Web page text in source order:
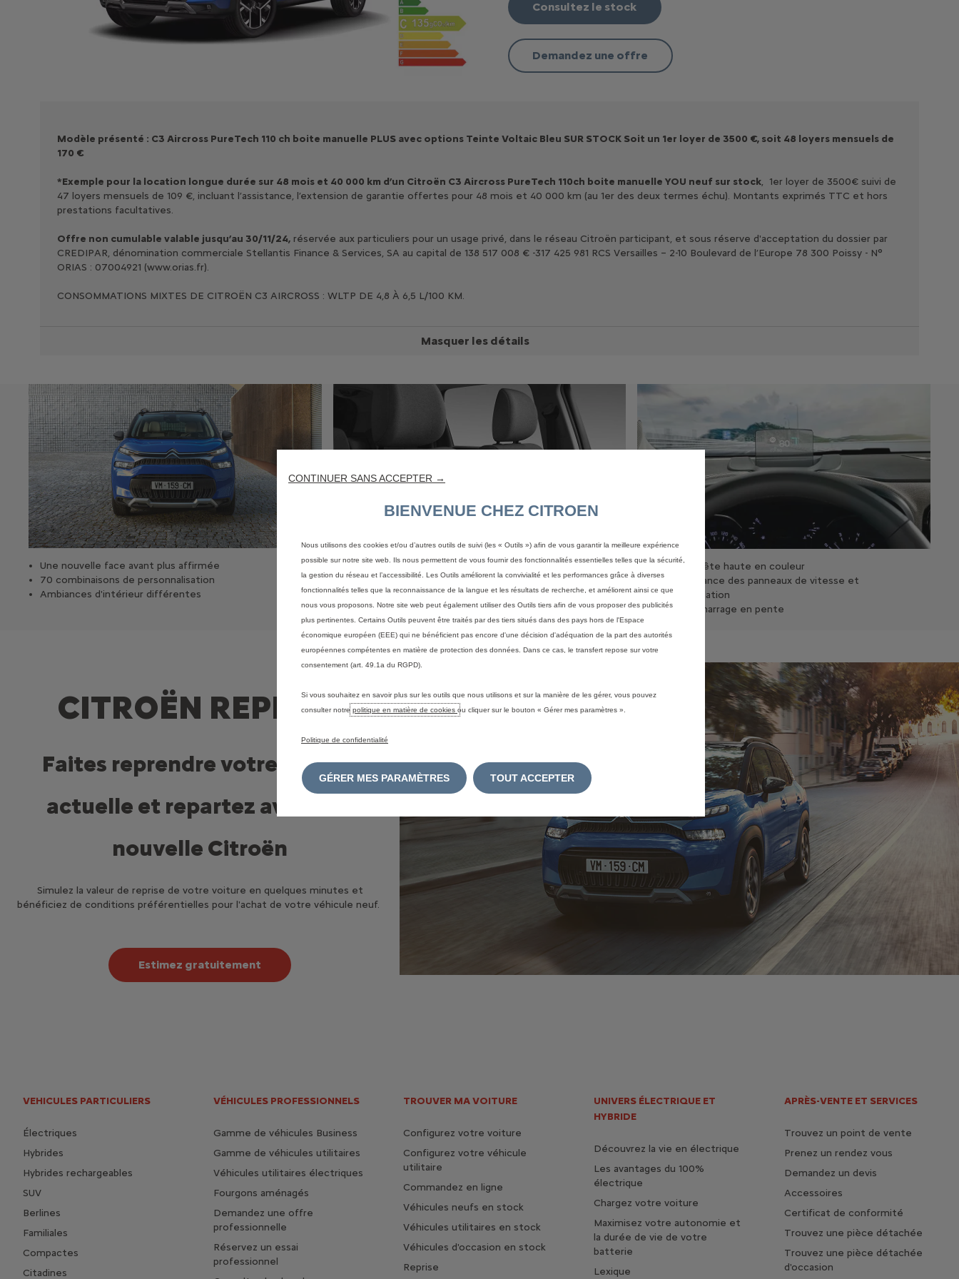
Consultez le stock
Demandez une offre
Modèle présenté : C3 Aircross PureTech 110 ch boite manuelle PLUS avec options Teinte Voltaic Bleu SUR STOCK Soit un 1er loyer de 3500 €, soit 48 loyers mensuels de
170 €
*Exemple pour la location longue durée sur 48 mois et 40 000 km d’un Citroën C3 Aircross PureTech 110ch boite manuelle YOU neuf sur stock, 1er loyer de 3500€ suivi de
47 loyers mensuels de 109 €, incluant l’assistance, l’extension de garantie offertes pour 48 mois et 40 000 km (au 1er des deux termes échu). Montants exprimés TTC et hors
prestations facultatives.
Offre non cumulable valable jusqu’au 30/11/24, réservée aux particuliers pour un usage privé, dans le réseau Citroën participant, et sous réserve d'acceptation du dossier par
CREDIPAR, dénomination commerciale Stellantis Finance & Services, SA au capital de 138 517 008 € -317 425 981 RCS Versailles – 2-10 Boulevard de l’Europe 78 300 Poissy - N°
ORIAS : 07004921 (www.orias.fr).
CONSOMMATIONS MIXTES DE CITROËN C3 AIRCROSS : WLTP DE 4,8 À 6,5 L/100 KM.
Masquer les détails
Une nouvelle face avant plus affirmée
70 combinaisons de personnalisation
Ambiances d'intérieur différentes
Siège Advanced Comfort
Nouvel écran tactile 9"
Citroën Connect Play (Compatible avec Apple CarPlay™ et
Android Auto)
Affichage tête haute en couleur
Reconnaissance des panneaux de vitesse et
recommandation
Aide au démarrage en pente
CITROËN REPRISE
Faites reprendre votre voiture
actuelle et repartez avec une
nouvelle Citroën
Simulez la valeur de reprise de votre voiture en quelques minutes et
bénéficiez de conditions préférentielles pour l'achat de votre véhicule neuf.
Estimez gratuitement
VEHICULES PARTICULIERS
Électriques
Hybrides
Hybrides rechargeables
SUV
Berlines
Familiales
Compactes
Citadines
VÉHICULES PROFESSIONNELS
Gamme de véhicules Business
Gamme de véhicules utilitaires
Véhicules utilitaires électriques
Fourgons aménagés
Demandez une offre
professionnelle
Réservez un essai
professionnel
TROUVER MA VOITURE
Configurez votre voiture
Configurez votre véhicule
utilitaire
Commandez en ligne
Véhicules neufs en stock
Véhicules utilitaires en stock
Véhicules d'occasion en stock
Reprise
UNIVERS ÉLECTRIQUE ET
HYBRIDE
Découvrez la vie en électrique
Les avantages du 100%
électrique
Chargez votre voiture
Maximisez votre autonomie et
la durée de vie de votre
batterie
Lexique
APRÈS-VENTE ET SERVICES
Trouvez un point de vente
Prenez un rendez vous
Demandez un devis
Accessoires
Certificat de conformité
Trouvez une pièce détachée
Trouvez une pièce détachée
d'occasion
CONTINUER SANS ACCEPTER →
BIENVENUE CHEZ CITROEN
Nous utilisons des cookies et/ou d’autres outils de suivi (les « Outils ») afin de vous garantir la meilleure expérience
possible sur notre site web. Ils nous permettent de vous fournir des fonctionnalités essentielles telles que la sécurité,
la gestion du réseau et l’accessibilité. Les Outils améliorent la convivialité et les performances grâce à diverses
fonctionnalités telles que la reconnaissance de la langue et les résultats de recherche, et améliorent ainsi ce que
nous vous proposons. Notre site web peut également utiliser des Outils tiers afin de vous proposer des publicités
plus pertinentes. Certains Outils peuvent être traités par des tiers situés dans des pays hors de l'Espace
économique européen (EEE) qui ne bénéficient pas encore d'une décision d'adéquation de la part des autorités
européennes compétentes en matière de protection des données. Dans ce cas, le transfert repose sur votre
consentement (art. 49.1a du RGPD).
Si vous souhaitez en savoir plus sur les outils que nous utilisons et sur la manière de les gérer, vous pouvez
consulter notre politique en matière de cookies ou cliquer sur le bouton « Gérer mes paramètres ».
Politique de confidentialité
GÉRER MES PARAMÈTRES TOUT ACCEPTER